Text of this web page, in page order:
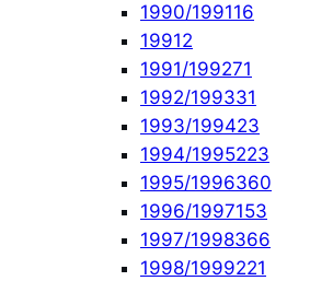
1990/199116
19912
1991/199271
1992/199331
1993/199423
1994/1995223
1995/1996360
1996/1997153
1997/1998366
1998/1999221